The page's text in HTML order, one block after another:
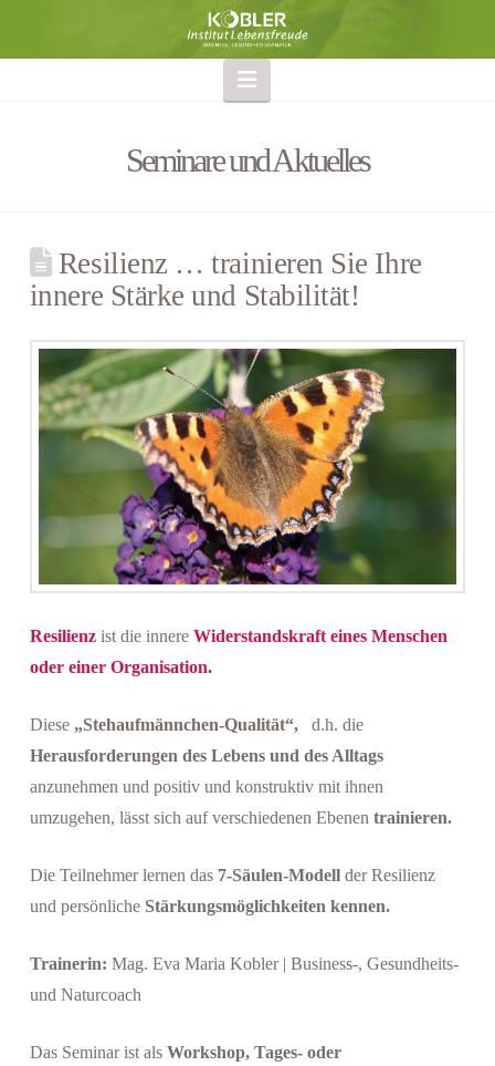
Navigation
Seminare und Aktuelles
Resilienz … trainieren Sie Ihre
innere Stärke und Stabilität!
Resilienzist die innere Widerstandskraft eines Menschen
oder einer Organisation.
Diese „Stehaufmännchen-Qualität“,
d.h. die
Herausforderungen des Lebens und des Alltags
anzunehmen und positiv und konstruktiv mit ihnen
umzugehen, lässt sich auf verschiedenen Ebenen trainieren.
Die Teilnehmer lernen das 7-Säulen-Modellder Resilienz
und persönliche Stärkungsmöglichkeiten kennen.
Trainerin: Mag. Eva Maria Kobler | Business-, Gesundheits-
und Naturcoach
Das Seminar ist als Workshop, Tages- oder